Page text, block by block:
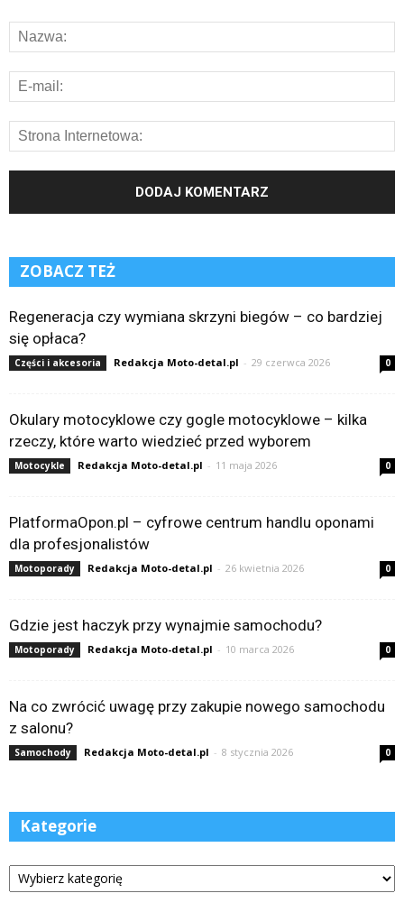
ZOBACZ TEŻ
Regeneracja czy wymiana skrzyni biegów – co bardziej
się opłaca?
Części i akcesoria Redakcja Moto-detal.pl - 29 czerwca 2026 0
Okulary motocyklowe czy gogle motocyklowe – kilka
rzeczy, które warto wiedzieć przed wyborem
Motocykle Redakcja Moto-detal.pl - 11 maja 2026 0
PlatformaOpon.pl – cyfrowe centrum handlu oponami
dla profesjonalistów
Motoporady Redakcja Moto-detal.pl - 26 kwietnia 2026 0
Gdzie jest haczyk przy wynajmie samochodu?
Motoporady Redakcja Moto-detal.pl - 10 marca 2026 0
Na co zwrócić uwagę przy zakupie nowego samochodu
z salonu?
Samochody Redakcja Moto-detal.pl - 8 stycznia 2026 0
Kategorie
Kategorie